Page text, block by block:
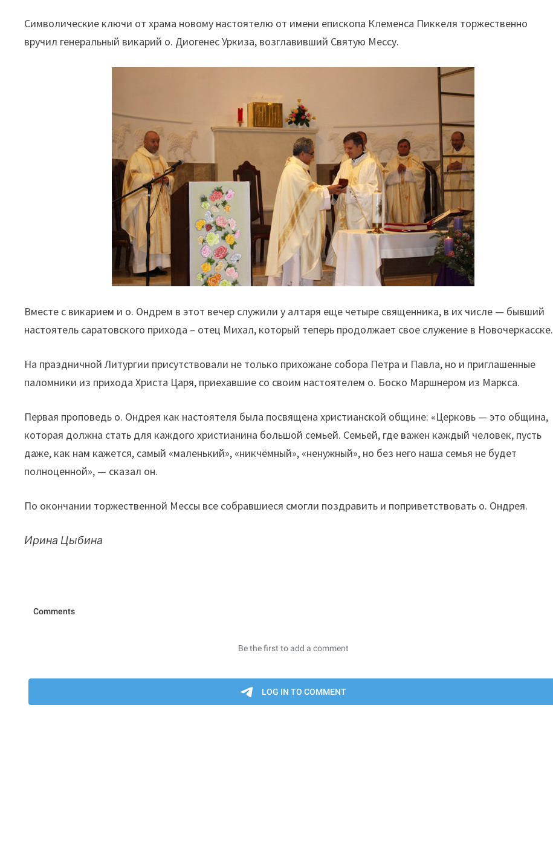
Символические ключи от храма новому настоятелю от имени епископа Клеменса Пиккеля торжественно
вручил генеральный викарий о. Диогенес Уркиза, возглавивший Святую Мессу.
Вместе с викарием и о. Ондрем в этот вечер служили у алтаря еще четыре священника, в их числе — бывший
настоятель саратовского прихода – отец Михал, который теперь продолжает свое служение в Новочеркасске.
На праздничной Литургии присутствовали не только прихожане собора Петра и Павла, но и приглашенные
паломники из прихода Христа Царя, приехавшие со своим настоятелем о. Боско Маршнером из Маркса.
Первая проповедь о. Ондрея как настоятеля была посвящена христианской общине: «Церковь — это община,
которая должна стать для каждого христианина большой семьей. Семьей, где важен каждый человек, пусть
даже, как нам кажется, самый «маленький», «никчёмный», «ненужный», но без него наша семья не будет
полноценной», — сказал он.
По окончании торжественной Мессы все собравшиеся смогли поздравить и поприветствовать о. Ондрея.
Ирина Цыбина